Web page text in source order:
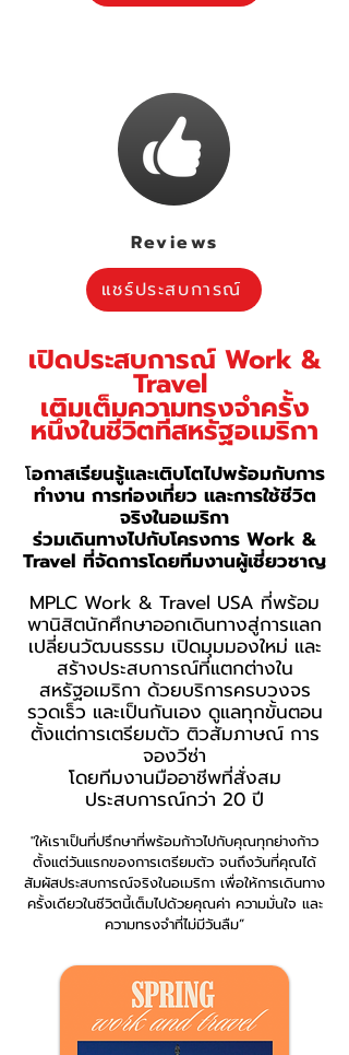
Reviews
แชร์ประสบการณ์
เปิดประสบการณ์ Work &
Travel
เติมเต็มความทรงจำครั้ง
หนึ่งในชีวิตที่สหรัฐอเมริกา
โอกาสเรียนรู้และเติบโตไปพร้อมกับการ
ทำงาน การท่องเที่ยว และการใช้ชีวิต
จริงในอเมริกา
ร่วมเดินทางไปกับโครงการ Work &
Travel ที่จัดการโดยทีมงานผู้เชี่ยวชาญ
MPLC Work & Travel USA ที่พร้อม
พานิสิตนักศึกษาออกเดินทางสู่การแลก
เปลี่ยนวัฒนธรรม เปิดมุมมองใหม่ และ
สร้างประสบการณ์ที่แตกต่างใน
สหรัฐอเมริกา ด้วยบริการครบวงจร
รวดเร็ว และเป็นกันเอง ดูแลทุกขั้นตอน
ตั้งแต่การเตรียมตัว ติวสัมภาษณ์ การ
จองวีซ่า
โดยทีมงานมืออาชีพที่สั่งสม
ประสบการณ์กว่า 20 ปี
"ให้เราเป็นที่ปรึกษาที่พร้อมก้าวไปกับคุณทุกย่างก้าว
ตั้งแต่วันแรกของการเตรียมตัว จนถึงวันที่คุณได้
สัมผัสประสบการณ์จริงในอเมริกา เพื่อให้การเดินทาง
ครั้งเดียวในชีวิตนี้เต็มไปด้วยคุณค่า ความมั่นใจ และ
ความทรงจำที่ไม่มีวันลืม”